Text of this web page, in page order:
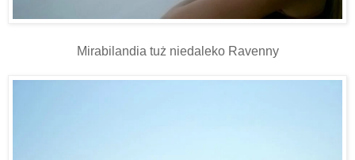
Mirabilandia tuż niedaleko Ravenny